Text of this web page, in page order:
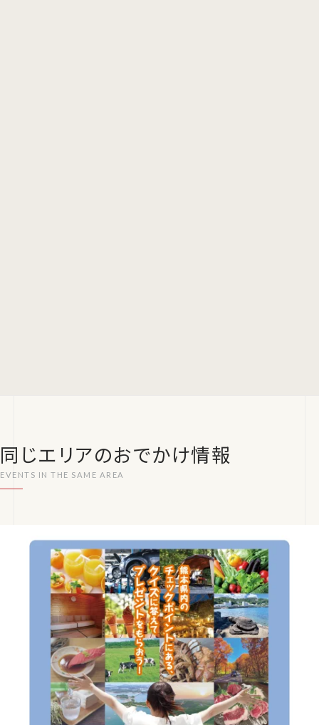
同じエリアのおでかけ情報